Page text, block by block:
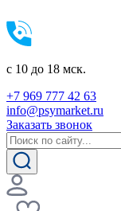
c 10 до 18 мск.
+7 969 777 42 63
info@psymarket.ru
Заказать звонок